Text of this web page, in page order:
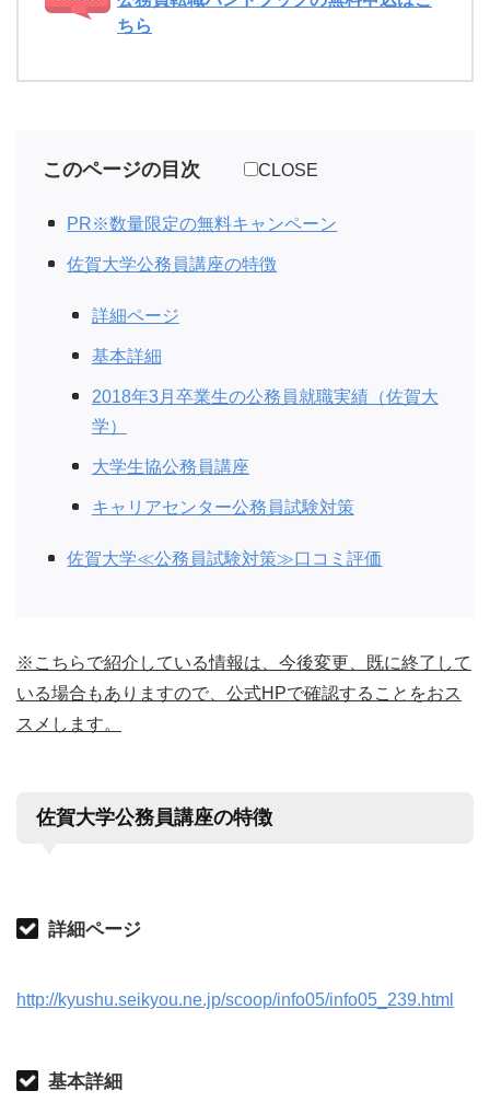
ちら
このページの目次 CLOSE
PR※数量限定の無料キャンペーン
佐賀大学公務員講座の特徴
詳細ページ
基本詳細
2018年3月卒業生の公務員就職実績（佐賀大
学）
大学生協公務員講座
キャリアセンター公務員試験対策
佐賀大学≪公務員試験対策≫口コミ評価
※こちらで紹介している情報は、今後変更、既に終了して
いる場合もありますので、公式HPで確認することをおス
スメします。
佐賀大学公務員講座の特徴
詳細ページ
http://kyushu.seikyou.ne.jp/scoop/info05/info05_239.html
基本詳細